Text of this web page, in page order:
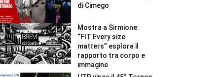
di Cimego
Mostra a Sirmione:
“FIT Every size
matters” esplora il
rapporto tra corpo e
immagine